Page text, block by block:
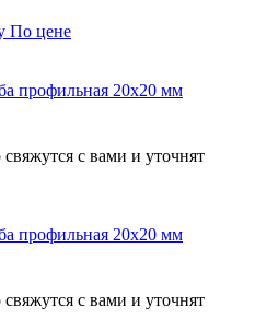
По цене
профильная 20х20 мм
с вами и уточнят
профильная 20х20 мм
с вами и уточнят